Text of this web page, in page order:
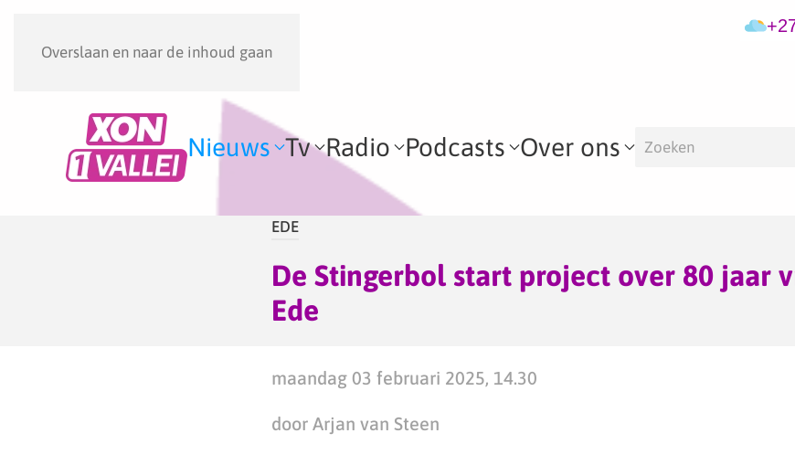
Overslaan en naar de inhoud gaan
Nieuws Tv Radio Podcasts Over ons
EDE
De Stingerbol start project over 80 jaar
Ede
maandag 03 februari 2025, 14.30
door Arjan van Steen